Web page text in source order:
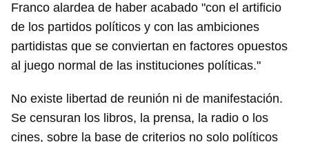
Franco alardea de haber acabado "con el artificio
de los partidos políticos y con las ambiciones
partidistas que se conviertan en factores opuestos
al juego normal de las instituciones políticas."
No existe libertad de reunión ni de manifestación.
Se censuran los libros, la prensa, la radio o los
cines, sobre la base de criterios no solo políticos